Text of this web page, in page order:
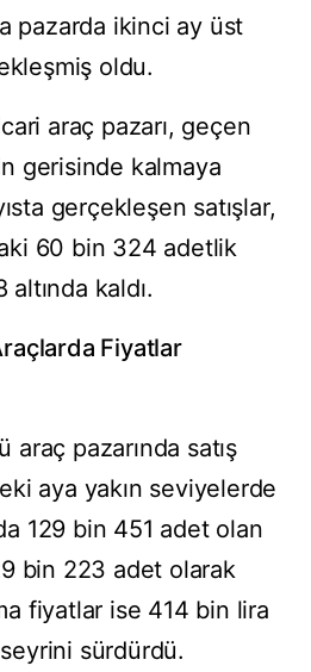
pazarda ikinci ay üst
oldu.
araç pazarı, geçen
gerisinde kalmaya
gerçekleşen satışlar,
60 bin 324 adetlik
kaldı.
Fiyatlar
araç pazarında satış
aya yakın seviyelerde
129 bin 451 adet olan
bin 223 adet olarak
fiyatlar ise 414 bin lira
sürdürdü.